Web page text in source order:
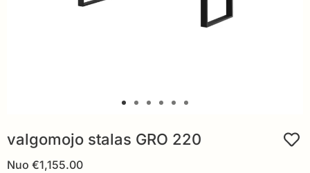
valgomojo stalas GRO 220
Nuo €1,155.00